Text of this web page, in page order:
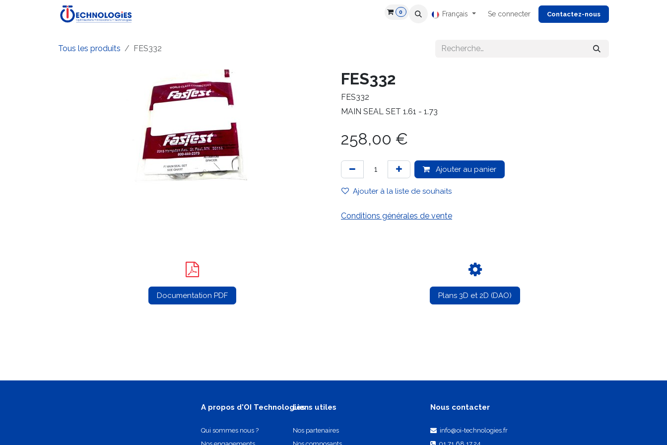
Se rendre au contenu
Recrutement Ressources
0 Français Se connecter Contactez-nous
Tous les produits FES332
FES332
FES332
MAIN SEAL SET 1.61 - 1.73
258,00 €
Ajouter au panier
Ajouter à la liste de souhaits
Conditions générales de vente
Documentation PDF Plans 3D et 2D (DAO)
A propos d'OI Technologies
Qui sommes nous ?
Liens utiles
Nos partenaires
Nous contacter
info@oi-technologies.fr